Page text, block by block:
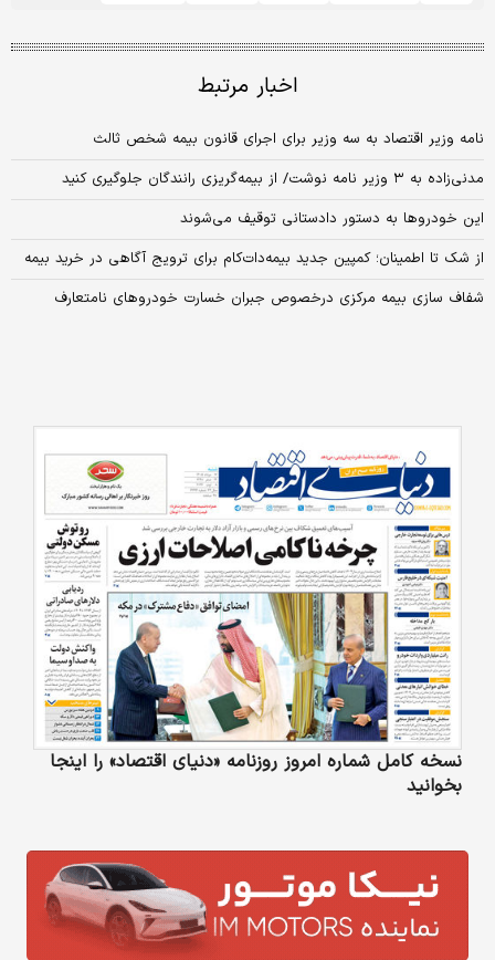
اخبار مرتبط
نامه وزیر اقتصاد به سه وزیر برای اجرای قانون بیمه شخص ثالث
مدنی‌زاده به ۳ وزیر نامه نوشت/ از بیمه‌گریزی رانندگان جلوگیری کنید
این خودرو‌ها به دستور دادستانی توقیف می‌شوند
از شک تا اطمینان؛ کمپین جدید بیمه‌دات‌کام برای ترویج آگاهی در خرید بیمه
شفاف سازی بیمه مرکزی درخصوص جبران خسارت خودروهای نامتعارف
نسخه کامل شماره امروز روزنامه «دنیای‌ اقتصاد» را اینجا
بخوانید